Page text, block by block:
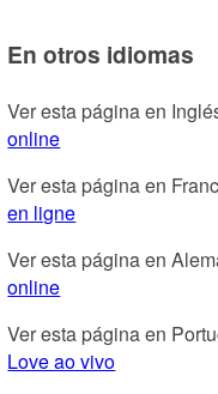
En otros idiomas
Ver esta página en
online
Ver esta página en
en ligne
Ver esta página en
online
Ver esta página en
Love ao vivo